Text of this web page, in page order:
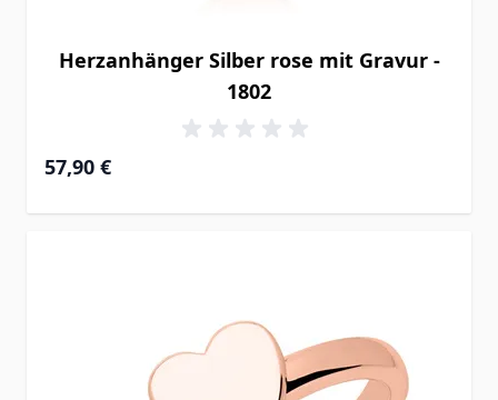
Herzanhänger Silber rose mit Gravur -
1802
57,90 €